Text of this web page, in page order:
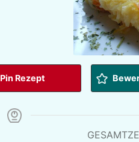
Pin Rezept